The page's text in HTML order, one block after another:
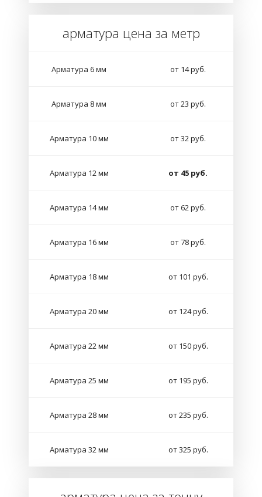
арматура цена за метр
Арматура 6 мм от 14 руб.
Арматура 8 мм от 23 руб.
Арматура 10 мм от 32 руб.
Арматура 12 мм от 45 руб.
Арматура 14 мм от 62 руб.
Арматура 16 мм от 78 руб.
Арматура 18 мм от 101 руб.
Арматура 20 мм от 124 руб.
Арматура 22 мм от 150 руб.
Арматура 25 мм от 195 руб.
Арматура 28 мм от 235 руб.
Арматура 32 мм от 325 руб.